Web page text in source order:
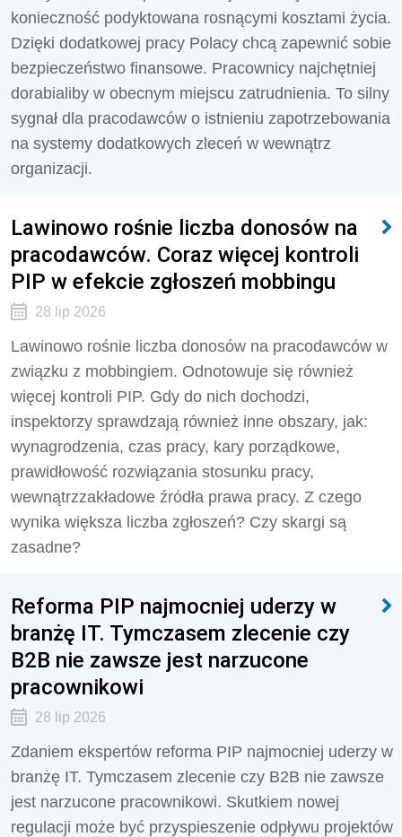
konieczność podyktowana rosnącymi kosztami życia.
Dzięki dodatkowej pracy Polacy chcą zapewnić sobie
bezpieczeństwo finansowe. Pracownicy najchętniej
dorabialiby w obecnym miejscu zatrudnienia. To silny
sygnał dla pracodawców o istnieniu zapotrzebowania
na systemy dodatkowych zleceń w wewnątrz
organizacji.
Lawinowo rośnie liczba donosów na
pracodawców. Coraz więcej kontroli
PIP w efekcie zgłoszeń mobbingu
28 lip 2026
Lawinowo rośnie liczba donosów na pracodawców w
związku z mobbingiem. Odnotowuje się również
więcej kontroli PIP. Gdy do nich dochodzi,
inspektorzy sprawdzają również inne obszary, jak:
wynagrodzenia, czas pracy, kary porządkowe,
prawidłowość rozwiązania stosunku pracy,
wewnątrzzakładowe źródła prawa pracy. Z czego
wynika większa liczba zgłoszeń? Czy skargi są
zasadne?
Reforma PIP najmocniej uderzy w
branżę IT. Tymczasem zlecenie czy
B2B nie zawsze jest narzucone
pracownikowi
28 lip 2026
Zdaniem ekspertów reforma PIP najmocniej uderzy w
branżę IT. Tymczasem zlecenie czy B2B nie zawsze
jest narzucone pracownikowi. Skutkiem nowej
regulacji może być przyspieszenie odpływu projektów